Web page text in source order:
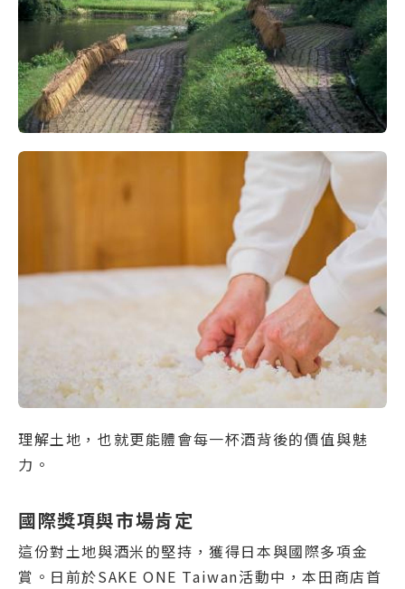
理解土地，也就更能體會每一杯酒背後的價值與魅
力。
國際獎項與市場肯定
這份對土地與酒米的堅持，獲得日本與國際多項金
賞。日前於SAKE ONE Taiwan活動中，本田商店首